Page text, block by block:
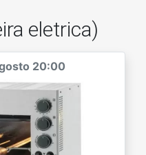
eletrica)
20:00